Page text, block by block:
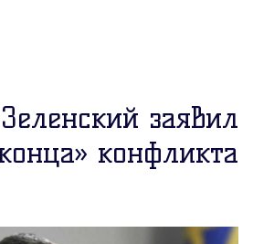
заявил
конфликта